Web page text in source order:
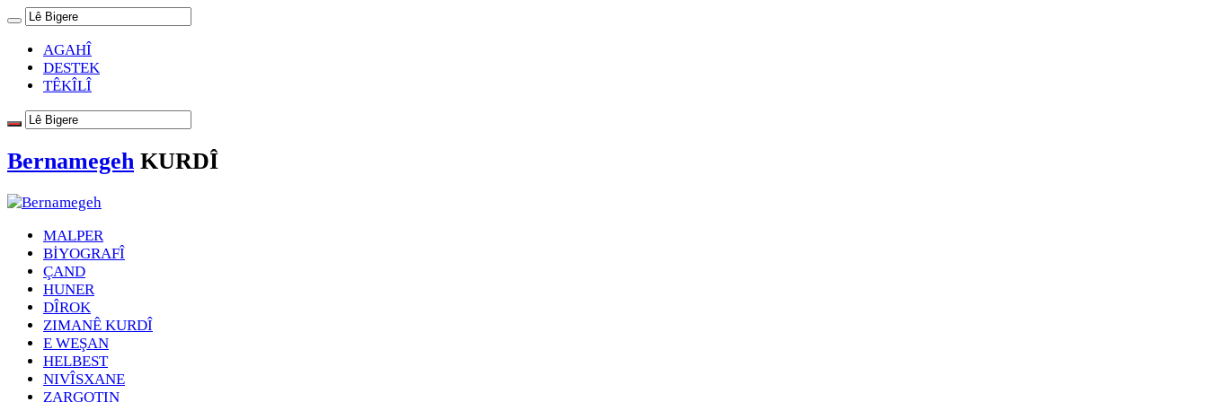
AGAHÎ
DESTEK
TÊKÎLÎ
Bernamegeh KURDÎ
MALPER
BİYOGRAFÎ
ÇAND
HUNER
DÎROK
ZIMANÊ KURDÎ
E WEŞAN
HELBEST
NIVÎSXANE
ZARGOTIN